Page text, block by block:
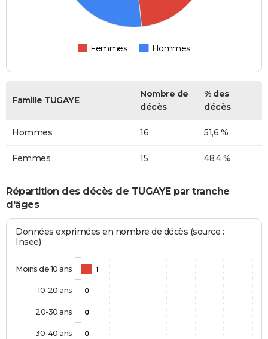
Femmes Hommes
Famille TUGAYE
Nombre de
décès
% des
décès
Hommes 16 51,6 %
Femmes 15 48,4 %
Répartition des décès de TUGAYE par tranche
d'âges
Données exprimées en nombre de décès (source :
Insee)
1
0
0
0
Moins de 10 ans
10-20 ans
20-30 ans
30-40 ans